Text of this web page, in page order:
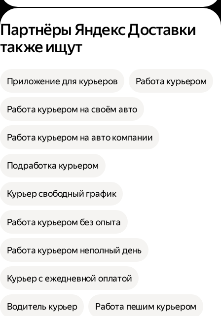
Партнёры Яндекс Доставки
также ищут
Приложение для курьеров Работа курьером
Работа курьером на своём авто
Работа курьером на авто компании
Подработка курьером
Курьер свободный график
Работа курьером без опыта
Работа курьером неполный день
Курьер с ежедневной оплатой
Водитель курьер Работа пешим курьером